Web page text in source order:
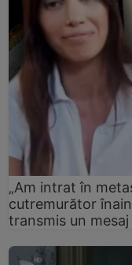
„Am intrat în
cutremurător
transmis un